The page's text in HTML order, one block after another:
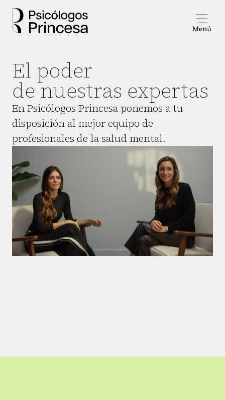
El poder
de nuestras expertas
En Psicólogos Princesa ponemos a tu
disposición al mejor equipo de
profesionales de la salud mental.